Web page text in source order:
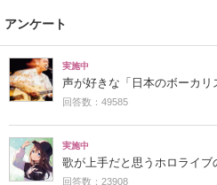
アンケート
実施中
声が好きな「日本のボーカリ
回答数：49585
実施中
歌が上手だと思うホロライブ
回答数：23908